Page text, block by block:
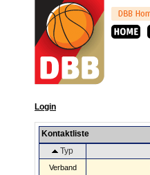
Login
Kontaktliste
Typ
Verband